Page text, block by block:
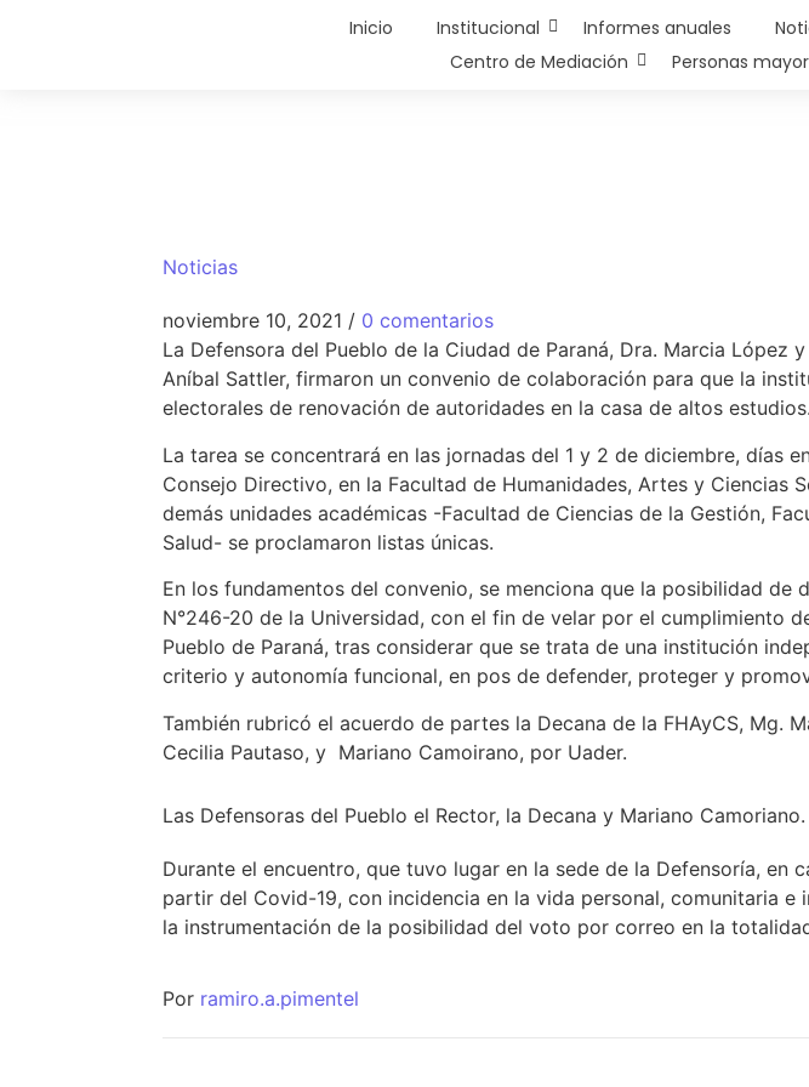
Inicio Institucional Informes anuales
Centro de Mediación
Personas
Noticias
noviembre 10, 2021 / 0 comentarios
La Defensora del Pueblo de la Ciudad de Paraná, Dra. Marcia
Aníbal Sattler, firmaron un convenio de colaboración para que la
electorales de renovación de autoridades en la casa de altos estudios.
La tarea se concentrará en las jornadas del 1 y 2 de diciembre, días
Consejo Directivo, en la Facultad de Humanidades, Artes y Ciencias
demás unidades académicas -Facultad de Ciencias de la Gestión,
Salud- se proclamaron listas únicas.
En los fundamentos del convenio, se menciona que la posibilidad
N°246-20 de la Universidad, con el fin de velar por el cumplimiento
Pueblo de Paraná, tras considerar que se trata de una institución
criterio y autonomía funcional, en pos de defender, proteger y
También rubricó el acuerdo de partes la Decana de la FHAyCS, Mg.
Cecilia Pautaso, y Mariano Camoirano, por Uader.
Las Defensoras del Pueblo el Rector, la Decana y Mariano Camoriano.
Durante el encuentro, que tuvo lugar en la sede de la Defensoría, en
partir del Covid-19, con incidencia en la vida personal, comunitaria
la instrumentación de la posibilidad del voto por correo en la
Por ramiro.a.pimentel